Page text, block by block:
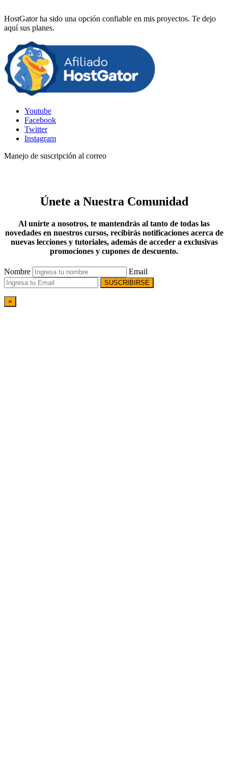
HostGator ha sido una opción confiable en mis proyectos. Te dejo
aquí sus planes.
Youtube
Facebook
Twitter
Instagram
Manejo de suscripción al correo
Únete a Nuestra Comunidad
Al unirte a nosotros, te mantendrás al tanto de todas las
novedades en nuestros cursos, recibirás notificaciones acerca de
nuevas lecciones y tutoriales, además de acceder a exclusivas
promociones y cupones de descuento.
Nombre Email
SUSCRIBIRSE
×